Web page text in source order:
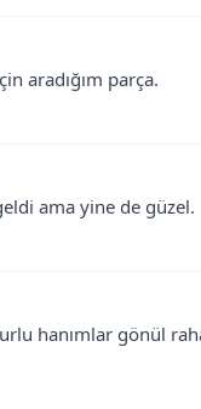
aradığım parça.
ama yine de güzel.
hanımlar gönül